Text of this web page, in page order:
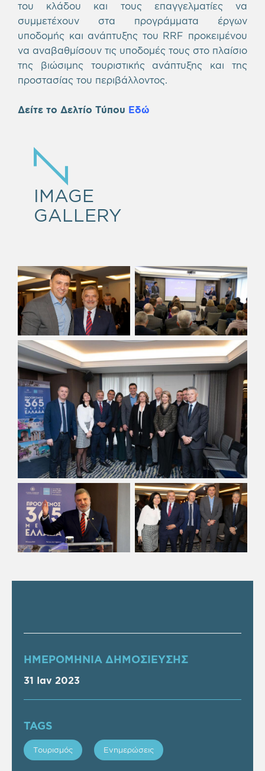
του κλάδου και τους επαγγελματίες να
συμμετέχουν στα προγράμματα έργων
υποδομής και ανάπτυξης του RRF προκειμένου
να αναβαθμίσουν τις υποδομές τους στο πλαίσιο
της βιώσιμης τουριστικής ανάπτυξης και της
προστασίας του περιβάλλοντος.
Δείτε το Δελτίο Τύπου Εδώ
IMAGE
GALLERY
ΗΜΕΡΟΜΗΝΙΑ ΔΗΜΟΣΙΕΥΣΗΣ
31 Ιαν 2023
TAGS
Τουρισμός Ενημερώσεις